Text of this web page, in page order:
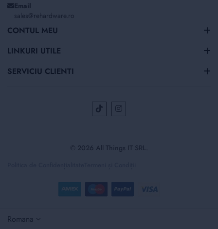
Email
sales@rehardware.ro
CONTUL MEU
LINKURI UTILE
SERVICIU CLIENTI
© 2026 All Things IT SRL.
magazinul
Romana